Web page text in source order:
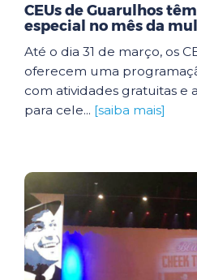
CEUs de Guarulhos
especial no mês da
Até o dia 31 de março, os
oferecem uma
com atividades gratuitas e
para cele... [saiba mais]